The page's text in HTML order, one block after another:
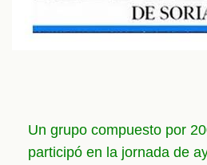
Un grupo compuesto por
participó en la jornada de